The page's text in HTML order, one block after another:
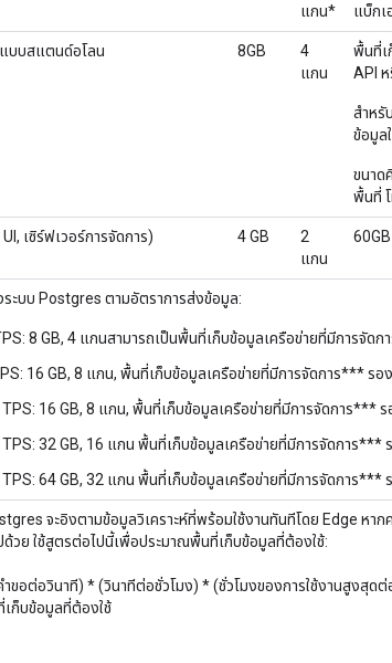
แกน*
แบ็กเ
บบสแตนด์อโลน 8GB
4
แกน
พื้นที่เ
API ห
สำหรั
ข้อมูล
ขนาด
พื้นที่
เซิร์ฟเวอร์การจัดการ) 4 GB
2
แกน
60GB
ะบบ Postgres ตามอัตราการส่งข้อมูล:
8 GB, 4 แกนสามารถเป็นพื้นที่เก็บข้อมูลเครือข่ายที่มีการจัดก
16 GB, 8 แกน, พื้นที่เก็บข้อมูลเครือข่ายที่มีการจัดการ*** รอ
16 GB, 8 แกน, พื้นที่เก็บข้อมูลเครือข่ายที่มีการจัดการ*** ร
32 GB, 16 แกน พื้นที่เก็บข้อมูลเครือข่ายที่มีการจัดการ***
64 GB, 32 แกน พื้นที่เก็บข้อมูลเครือข่ายที่มีการจัดการ***
จะอิงตามข้อมูลวิเคราะห์ที่พร้อมใช้งานทันทีโดย Edge หา
ด้วย ใช้สูตรต่อไปนี้เพื่อประมาณพื้นที่เก็บข้อมูลที่ต้องใช้:
ขอต่อวินาที) * (วินาทีต่อชั่วโมง) * (ชั่วโมงของการใช้งานสูงสุด
ก็บข้อมูลที่ต้องใช้